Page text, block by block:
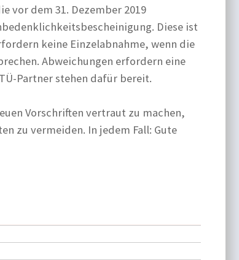
vor dem 31. Dezember 2019
Diese ist
keine Einzelabnahme, wenn die
Abweichungen erfordern eine
Partner stehen dafür bereit.
Vorschriften vertraut zu machen,
zu vermeiden. In jedem Fall: Gute